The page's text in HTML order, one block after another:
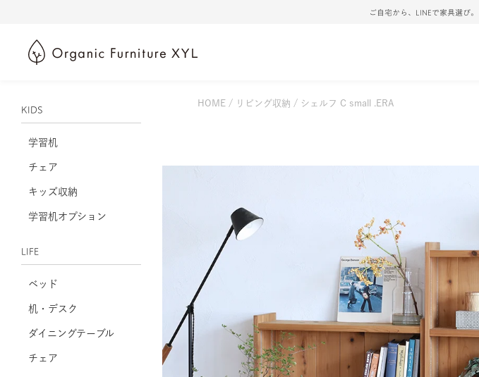
ご自宅から、LINEで家具選び
KIDS
学習机
チェア
キッズ収納
学習机オプション
LIFE
ベッド
机・デスク
ダイニングテーブル
チェア
HOME リビング収納 シェルフ C small .ERA